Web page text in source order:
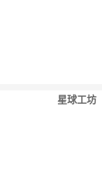
星球工坊